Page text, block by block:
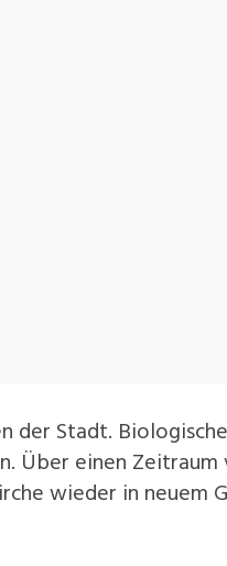
der Stadt.
Über einen
wieder in neuem